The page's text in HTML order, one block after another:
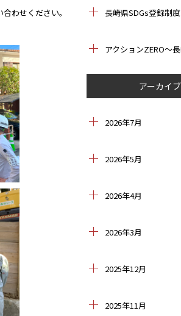
わせください。
アーカイブ
2026年7月
2026年5月
2026年4月
2026年3月
2025年12月
2025年11月